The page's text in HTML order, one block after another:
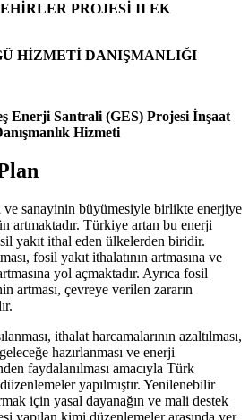
PROJESİ II EK
HİZMETİ DANIŞMANLIĞI
Enerji Santrali (GES) Projesi İnşaat
Hizmeti
ve sanayinin büyümesiyle birlikte enerjiye
artmaktadır. Türkiye artan bu enerji
yakıt ithal eden ülkelerden biridir.
fosil yakıt ithalatının artmasına ve
yol açmaktadır. Ayrıca fosil
artması, çevreye verilen zararın
ithalat harcamalarının azaltılması,
hazırlanması ve enerji
faydalanılması amacıyla Türk
yapılmıştır. Yenilenebilir
için yasal dayanağın ve mali destek
yapılan kimi düzenlemeler arasında yer